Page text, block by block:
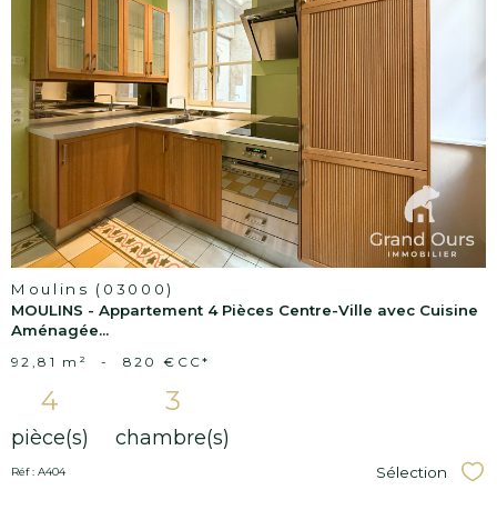
Voir le
bien
Moulins (03000)
MOULINS - Appartement 4 Pièces Centre-Ville avec Cuisine
Aménagée...
92,81 m² - 820 € CC*
4
pièce(s)
3
chambre(s)
Réf : A404 Sélection